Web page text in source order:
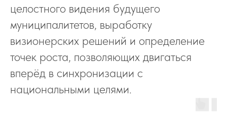
целостного видения будущего
муниципалитетов, выработку
визионерских решений и определение
точек роста, позволяющих двигаться
вперёд в синхронизации с
национальными целями.